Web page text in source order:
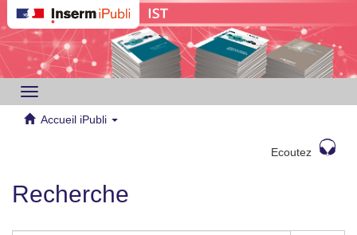
Toggle
navigation
Accueil iPubli
Ecoutez
Recherche